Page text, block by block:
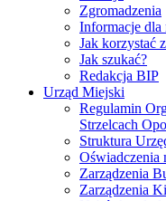
Zgromadzenia
Informacje dla
Jak korzystać
Jak szukać?
Redakcja BIP
Urząd Miejski
Regulamin
Strzelcach
Struktura
Oświadczenia
Zarządzenia
Zarządzenia